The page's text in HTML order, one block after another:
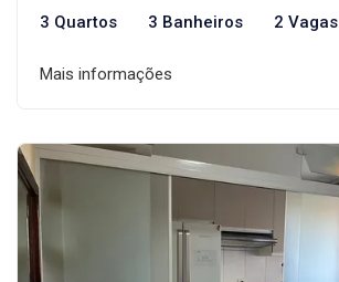
3 Quartos 3 Banheiros 2 Vagas
Mais informações